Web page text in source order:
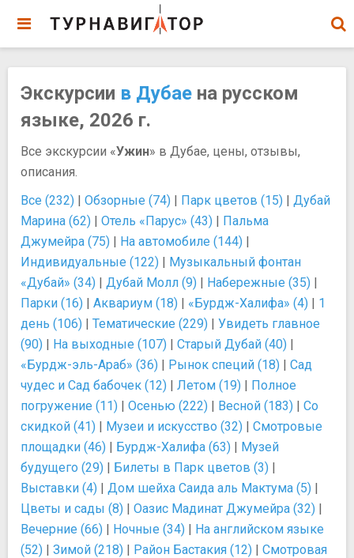
Экскурсии в Дубае на русском
языке, 2026 г.
Все экскурсии «Ужин» в Дубае, цены, отзывы,
описания.
Все (232) | Обзорные (74) | Парк цветов (15) | Дубай
Марина (62) | Отель «Парус» (43) | Пальма
Джумейра (75) | На автомобиле (144) |
Индивидуальные (122) | Музыкальный фонтан
«Дубай» (34) | Дубай Молл (9) | Набережные (35) |
Парки (16) | Аквариум (18) | «Бурдж-Халифа» (4) | 1
день (106) | Тематические (229) | Увидеть главное
(90) | На выходные (107) | Старый Дубай (40) |
«Бурдж-эль-Араб» (36) | Рынок специй (18) | Сад
чудес и Сад бабочек (12) | Летом (19) | Полное
погружение (11) | Осенью (222) | Весной (183) | Со
скидкой (41) | Музеи и искусство (32) | Смотровые
площадки (46) | Бурдж-Халифа (63) | Музей
будущего (29) | Билеты в Парк цветов (3) |
Выставки (4) | Дом шейха Саида аль Мактума (5) |
Цветы и сады (8) | Оазис Мадинат Джумейра (32) |
Вечерние (66) | Ночные (34) | На английском языке
(52) | Зимой (218) | Район Бастакия (12) | Смотровая